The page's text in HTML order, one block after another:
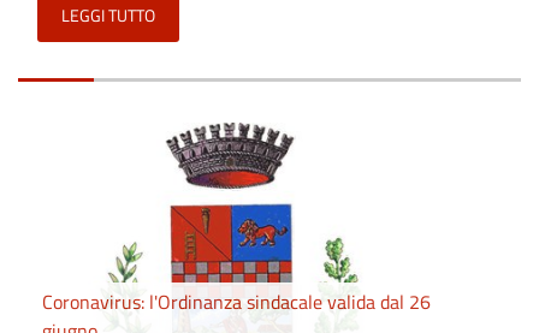
LEGGI TUTTO
Coronavirus: l'Ordinanza sindacale valida dal 26